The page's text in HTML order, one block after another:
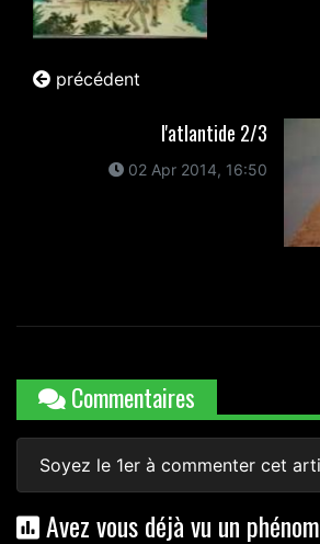
précédent
l'atlantide 2/3
02 Apr 2014, 16:50
Commentaires
Soyez le 1er à commenter cet
Avez vous déjà vu un